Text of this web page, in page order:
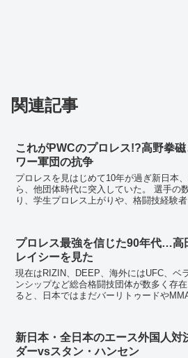
関連記事
これがPWCのプロレス!?高野拳
ワー軍団の抗争
プロレスを見はじめて10年が過ぎ新日本
ら、他団体時代に突入していた。 選手の数も絶対数が不足してお
り、学生プロレス上がりや、格闘技経験
プロレス最強を信じた90年代…高
レイシーを見た
現在はRIZIN、DEEP、海外にはUFC、ベ
ンシップなど総合格闘技団体が数多く存在します。 過
ると、日本ではまだバーリトゥードや
新日本・全日本のエース外国人対
ダーvsスタン・ハンセン